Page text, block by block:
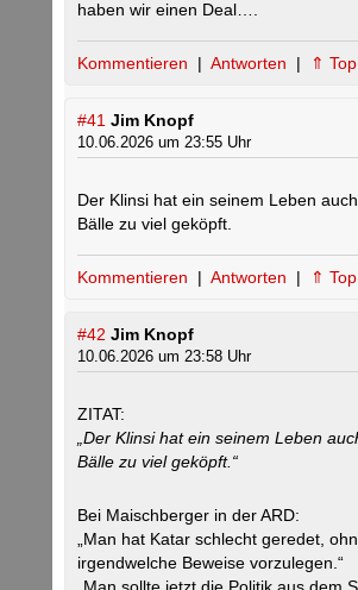
haben wir einen Deal….
Kommentieren | Antworten | ⇑ Top
#41 Jim Knopf
10.06.2026 um 23:55 Uhr
Der Klinsi hat ein seinem Leben
Bälle zu viel geköpft.
Kommentieren | Antworten | ⇑ Top
#42 Jim Knopf
10.06.2026 um 23:58 Uhr
ZITAT:
„Der Klinsi hat ein seinem Leben
Bälle zu viel geköpft.“
Bei Maischberger in der ARD:
„Man hat Katar schlecht geredet,
irgendwelche Beweise vorzulegen.“